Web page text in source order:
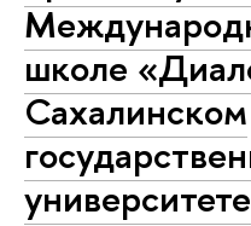
школе
Сахалинском
университете